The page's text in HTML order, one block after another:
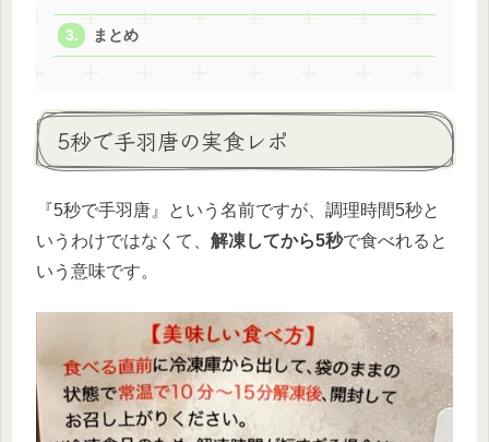
まとめ
5秒で手羽唐の実食レポ
『5秒で手羽唐』という名前ですが、調理時間5秒と
いうわけではなくて、 解凍してから5秒で食べれると
いう意味です。